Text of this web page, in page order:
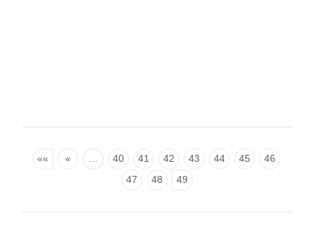
«« « … 40 41 42 43 44 45
46
47
48 49